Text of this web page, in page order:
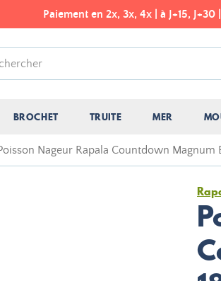
Paiement en 2x, 3x, 4x | à J+15,
BROCHET TRUITE MER
Nageur Rapala Countdown Magnum